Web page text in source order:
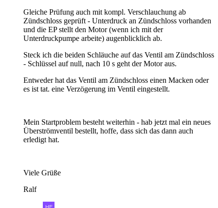
Gleiche Prüfung auch mit kompl. Verschlauchung ab
Zündschloss geprüft - Unterdruck an Zündschloss vorhanden
und die EP stellt den Motor (wenn ich mit der
Unterdruckpumpe arbeite) augenblicklich ab.
Steck ich die beiden Schläuche auf das Ventil am Zündschloss
- Schlüssel auf null, nach 10 s geht der Motor aus.
Entweder hat das Ventil am Zündschloss einen Macken oder
es ist tat. eine Verzögerung im Ventil eingestellt.
Mein Startproblem besteht weiterhin - hab jetzt mal ein neues
Überströmventil bestellt, hoffe, dass sich das dann auch
erledigt hat.
Viele Grüße
Ralf